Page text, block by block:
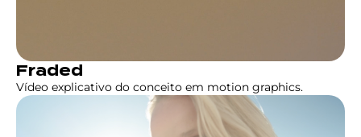
Fraded
Vídeo explicativo do conceito em motion graphics.